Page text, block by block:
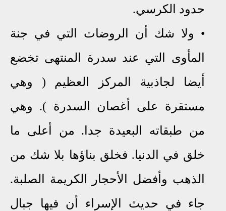
حدود الكرسي.
•
ولا شك أن الروضات التي في جنة
المأوى التي عند سدرة المنتهى تخضع
أيضا لجاذبية المركز العظيم (
وهي
مستقرة على أغصان السدرة ). وهي
من طبقاته البعيدة جدا. من أعلى ما
خلق في الدنيا. فخلق بناؤها بلا شك من
الذهب وأفضل الأحجار الكريمة الصلبة.
جاء في حديث الإسراء أن فيها جبال